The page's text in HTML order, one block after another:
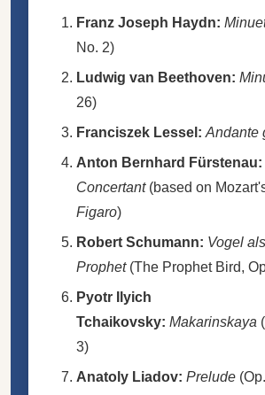
Franz Joseph Haydn:
No. 2)
Ludwig van Beethoven:
26)
Franciszek Lessel: Andante
Anton Bernhard Fürstenau:
Concertant(based on
Figaro)
Robert Schumann: Vogel als
Prophet(The Prophet Bird,
Pyotr Ilyich
Tchaikovsky: Makarinskaya
3)
Anatoly Liadov: Prelude